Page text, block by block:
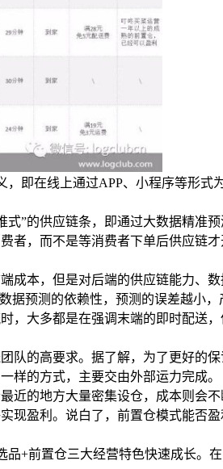
即在线上通过APP、小程序等形
式”的供应链条，即通过大数据精
者，而不是等消费者下单后供应链
成本，但是对后端的供应链能力、数
据预测的依赖性，预测的误差越小，
，大多都是在强调末端的即时配送
队的高要求。据了解，为了更好
样的方式，主要交由外部运力完成。
近的地方大量密集设仓，成本则会
现盈利。说白了，前置仓模式能
+前置仓三大经营特色快速成长。